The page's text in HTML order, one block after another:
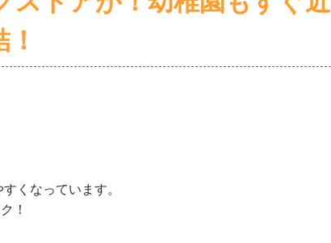
くなっています。
！